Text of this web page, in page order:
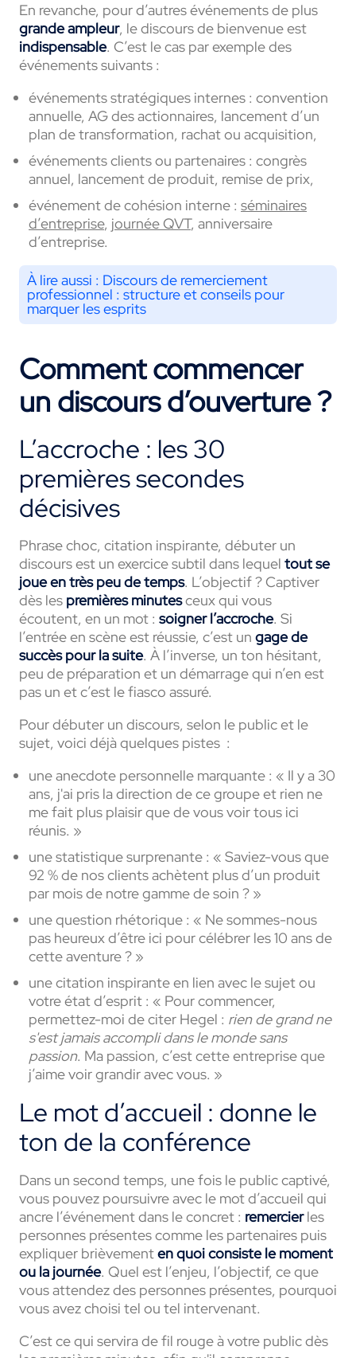
En revanche, pour d’autres événements de plus
grande ampleur, le discours de bienvenue est
indispensable. C’est le cas par exemple des
événements suivants :
événements stratégiques internes : convention
annuelle, AG des actionnaires, lancement d’un
plan de transformation, rachat ou acquisition,
événements clients ou partenaires : congrès
annuel, lancement de produit, remise de prix,
événement de cohésion interne : séminaires
d’entreprise, journée QVT, anniversaire
d’entreprise.
À lire aussi : Discours de remerciement
professionnel : structure et conseils pour
marquer les esprits
Comment commencer
un discours d’ouverture ?
L’accroche : les 30
premières secondes
décisives
Phrase choc, citation inspirante, débuter un
discours est un exercice subtil dans lequel tout se
joue en très peu de temps. L’objectif ? Captiver
dès les premières minutesceux qui vous
écoutent, en un mot : soigner l’accroche. Si
l’entrée en scène est réussie, c’est un gage de
succès pour la suite. À l’inverse, un ton hésitant,
peu de préparation et un démarrage qui n’en est
pas un et c’est le fiasco assuré.
Pour débuter un discours, selon le public et le
sujet, voici déjà quelques pistes :
une anecdote personnelle marquante : « Il y a 30
ans, j'ai pris la direction de ce groupe et rien ne
me fait plus plaisir que de vous voir tous ici
réunis. »
une statistique surprenante : « Saviez-vous que
92 % de nos clients achètent plus d’un produit
par mois de notre gamme de soin ? »
une question rhétorique : « Ne sommes-nous
pas heureux d’être ici pour célébrer les 10 ans de
cette aventure ? »
une citation inspirante en lien avec le sujet ou
votre état d’esprit : « Pour commencer,
permettez-moi de citer Hegel : rien de grand ne
s'est jamais accompli dans le monde sans
passion. Ma passion, c’est cette entreprise que
j’aime voir grandir avec vous. »
Le mot d’accueil : donne le
ton de la conférence
Dans un second temps, une fois le public captivé,
vous pouvez poursuivre avec le mot d’accueil qui
ancre l’événement dans le concret : remercierles
personnes présentes comme les partenaires puis
expliquer brièvementen quoi consiste le moment
ou la journée. Quel est l’enjeu, l’objectif, ce que
vous attendez des personnes présentes, pourquoi
vous avez choisi tel ou tel intervenant.
C’est ce qui servira de fil rouge à votre public dès